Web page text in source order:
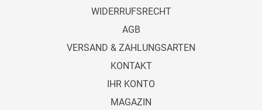
WIDERRUFSRECHT
AGB
VERSAND & ZAHLUNGSARTEN
KONTAKT
IHR KONTO
MAGAZIN